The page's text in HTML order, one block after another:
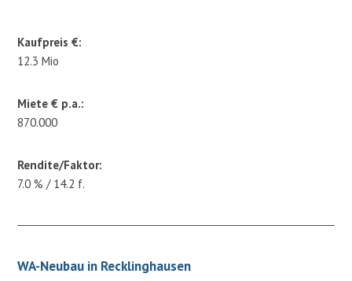
Kaufpreis €:
12.3 Mio
Miete € p.a.:
870.000
Rendite/Faktor:
7.0 % / 14.2 f.
WA-Neubau in Recklinghausen